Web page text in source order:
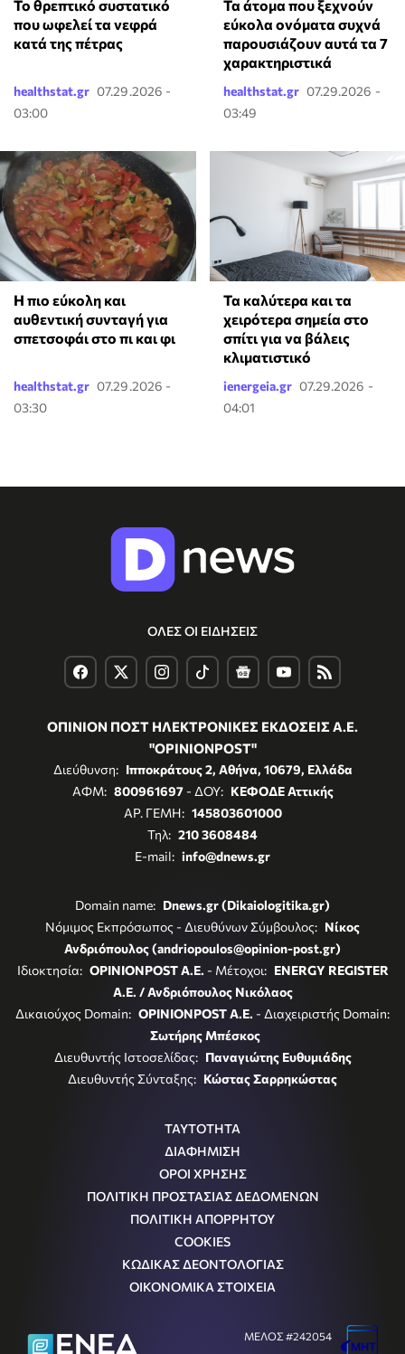
Το θρεπτικό συστατικό
που ωφελεί τα νεφρά
κατά της πέτρας
healthstat.gr 07.29.2026 -
03:00
Τα άτομα που ξεχνούν
εύκολα ονόματα συχνά
παρουσιάζουν αυτά τα 7
χαρακτηριστικά
healthstat.gr 07.29.2026 -
03:49
Η πιο εύκολη και
αυθεντική συνταγή για
σπετσοφάι στο πι και φι
healthstat.gr 07.29.2026 -
03:30
Τα καλύτερα και τα
χειρότερα σημεία στο
σπίτι για να βάλεις
κλιματιστικό
ienergeia.gr 07.29.2026 -
04:01
ΟΛΕΣ ΟΙ ΕΙΔΗΣΕΙΣ
ΟΠΙΝΙΟΝ ΠΟΣΤ ΗΛΕΚΤΡΟΝΙΚΕΣ ΕΚΔΟΣΕΙΣ Α.Ε.
"OPINIONPOST"
Διεύθυνση: Ιπποκράτους 2, Αθήνα, 10679, Ελλάδα
ΑΦΜ: 800961697- ΔΟΥ: ΚΕΦΟΔΕ Αττικής
ΑΡ. ΓΕΜΗ: 145803601000
Τηλ: 210 3608484
E-mail: info@dnews.gr
Domain name: Dnews.gr (Dikaiologitika.gr)
Νόμιμος Εκπρόσωπος - Διευθύνων Σύμβουλος: Νίκος
Ανδριόπουλος (andriopoulos@opinion-post.gr)
Ιδιοκτησία: OPINIONPOST A.E. - Μέτοχοι: ENERGY REGISTER
Α.Ε. / Ανδριόπουλος Νικόλαος
Δικαιούχος Domain: OPINIONPOST A.E. - Διαχειριστής Domain:
Σωτήρης Μπέσκος
Διευθυντής Ιστοσελίδας: Παναγιώτης Ευθυμιάδης
Διευθυντής Σύνταξης: Κώστας Σαρρηκώστας
ΤΑΥΤΟΤΗΤΑ
ΔΙΑΦΗΜΙΣΗ
ΟΡΟΙ ΧΡΗΣΗΣ
ΠΟΛΙΤΙΚΗ ΠΡΟΣΤΑΣΙΑΣ ΔΕΔΟΜΕΝΩΝ
ΠΟΛΙΤΙΚΗ ΑΠΟΡΡΗΤΟΥ
COOKIES
ΚΩΔΙΚΑΣ ΔΕΟΝΤΟΛΟΓΙΑΣ
ΟΙΚΟΝΟΜΙΚΑ ΣΤΟΙΧΕΙΑ
ΜΕΛΟΣ #242054